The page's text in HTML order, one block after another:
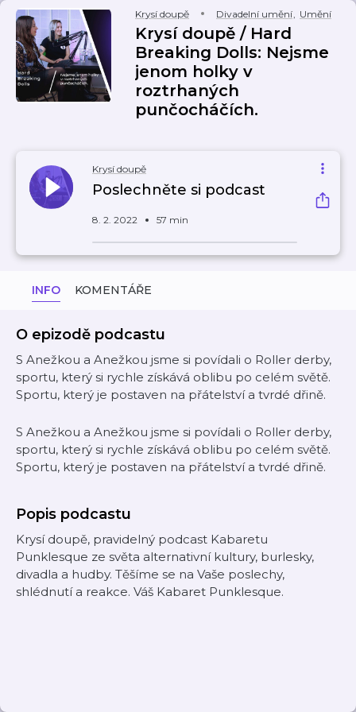
Krysí doupě Divadelní umění, Umění
Krysí doupě / Hard
Breaking Dolls: Nejsme
jenom holky v
roztrhaných
punčocháčích.
Krysí doupě
Poslechněte si podcast
8. 2. 2022 57 min
INFO KOMENTÁŘE
O epizodě podcastu
S Anežkou a Anežkou jsme si povídali o Roller derby,
sportu, který si rychle získává oblibu po celém světě.
Sportu, který je postaven na přátelství a tvrdé dřině.
S Anežkou a Anežkou jsme si povídali o Roller derby,
sportu, který si rychle získává oblibu po celém světě.
Sportu, který je postaven na přátelství a tvrdé dřině.
Popis podcastu
Krysí doupě, pravidelný podcast Kabaretu
Punklesque ze světa alternativní kultury, burlesky,
divadla a hudby. Těšíme se na Vaše poslechy,
shlédnutí a reakce. Váš Kabaret Punklesque.